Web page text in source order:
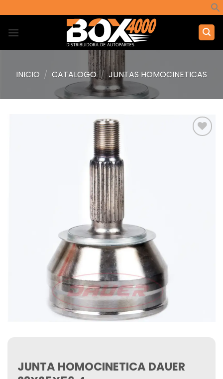
al
contenido
INICIO / CATALOGO / JUNTAS HOMOCINETICAS
JUNTA HOMOCINETICA DAUER